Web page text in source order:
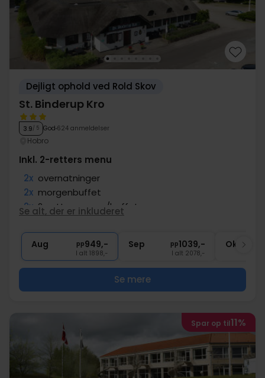
Dejligt ophold ved Rold Skov
St. Binderup Kro
3.9/ 5 God 624 anmeldelser
Hobro
Inkl. 2-retters menu
2x overnatninger
2x morgenbuffet
2x 2-retters menu/buffet
1x 1 velkomstdrink
Se alt, der er inkluderet
Aug pp949,-
I alt 1898,-
Sep pp1039,-
I alt 2078,-
Okt
Se mere
Spar op til11%